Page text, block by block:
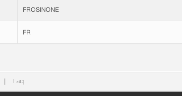
FROSINONE
FR
Faq